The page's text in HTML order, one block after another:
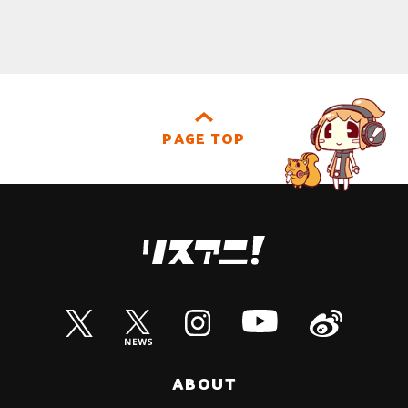
PAGE TOP
ABOUT